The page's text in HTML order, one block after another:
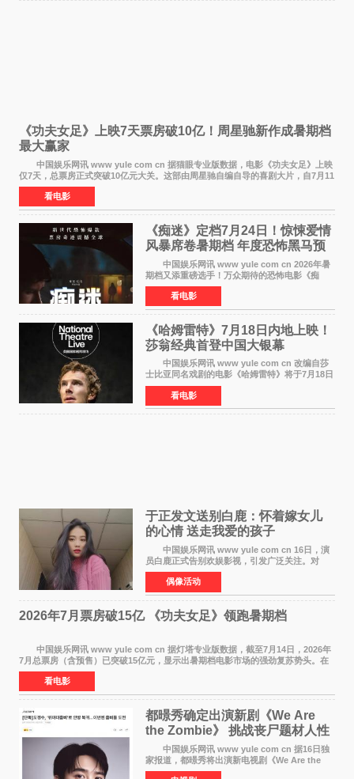
《功夫女足》上映7天票房破10亿！周星驰新作成暑期档
最大赢家
中国娱乐网讯 www yule com cn 据猫眼专业版数据，电影《功夫女足》上映
仅7天，总票房正式突破10亿元大关。这部由周星驰自编自导的喜剧大片，自7月11
日公映以来便展现出惊人的市场统治力。
看电影
《痴迷》定档7月24日！惊悚爱情
风暴席卷暑期档 年度恐怖黑马预
中国娱乐网讯 www yule com cn 2026年暑
期档又添重磅选手！万众期待的恐怖电影《痴
迷》今日正式官宣定档，将于7月24日登陆内地各
大院线。这部被业内专家誉为新世代爆款恐怖电
影的作品，将为
看电影
《哈姆雷特》7月18日内地上映！
莎翁经典首登中国大银幕
中国娱乐网讯 www yule com cn 改编自莎
士比亚同名戏剧的电影《哈姆雷特》将于7月18日
在中国内地上映。这部跨越四百年的文学经典被
搬上大银幕，为观众带来一场视觉与听觉的双重
盛宴。 《
看电影
于正发文送别白鹿：怀着嫁女儿
的心情 送走我爱的孩子
中国娱乐网讯 www yule com cn 16日，演
员白鹿正式告别欢娱影视，引发广泛关注。对
此，欢娱影视创始人于正在社交平台发文回应，
字里行间流露不舍与祝福。 于正透露，以前
每次有演员到期不
偶像活动
2026年7月票房破15亿 《功夫女足》领跑暑期档
中国娱乐网讯 www yule com cn 据灯塔专业版数据，截至7月14日，2026年
7月总票房（含预售）已突破15亿元，显示出暑期档电影市场的强劲复苏势头。在
众多上映影片中，《功夫女足》《小黄人与大
看电影
都暻秀确定出演新剧《We Are
the Zombie》 挑战丧尸题材人性
喜剧
中国娱乐网讯 www yule com cn 据16日独
家报道，都暻秀将出演新电视剧《We Are the
Zombie》，在剧中饰演主演金仁钟一角，挑战与